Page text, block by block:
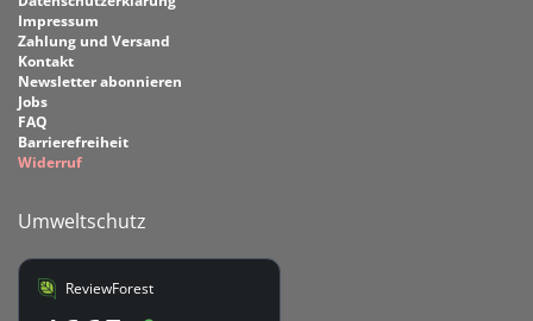
Impressum
Zahlung und Versand
Kontakt
Newsletter abonnieren
Jobs
FAQ
Barrierefreiheit
Widerruf
Umweltschutz
ReviewForest